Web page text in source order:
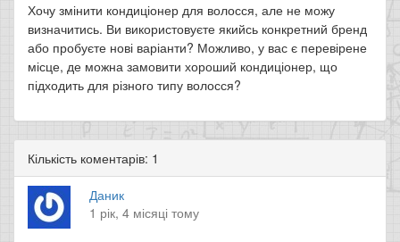
Хочу змінити кондиціонер для волосся, але не можу
визначитись. Ви використовуєте якийсь конкретний бренд
або пробуєте нові варіанти? Можливо, у вас є перевірене
місце, де можна замовити хороший кондиціонер, що
підходить для різного типу волосся?
Кількість коментарів: 1
Даник
1 рік, 4 місяці тому